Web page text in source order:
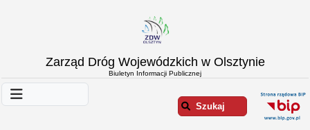
Zarząd Dróg Wojewódzkich w Olsztynie
Biuletyn Informacji Publicznej
Szukaj
Informacje
o